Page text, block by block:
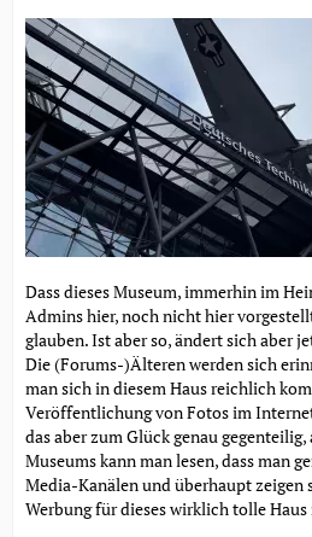
Dass dieses Museum, immerhin im
Admins hier, noch nicht hier
glauben. Ist aber so, ändert sich aber
Die (Forums-)Älteren werden sich
man sich in diesem Haus reichlich
Veröffentlichung von Fotos im
das aber zum Glück genau
Museums kann man lesen, dass man
Media-Kanälen und überhaupt zeigen
Werbung für dieses wirklich tolle